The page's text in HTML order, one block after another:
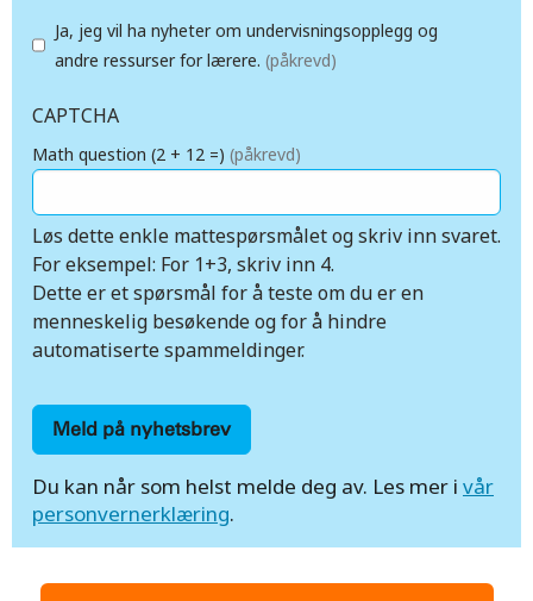
Ja, jeg vil ha nyheter om undervisningsopplegg og
andre ressurser for lærere.(påkrevd)
CAPTCHA
Math question (2 + 12 =) (påkrevd)
Løs dette enkle mattespørsmålet og skriv inn svaret.
For eksempel: For 1+3, skriv inn 4.
Dette er et spørsmål for å teste om du er en
menneskelig besøkende og for å hindre
automatiserte spammeldinger.
Du kan når som helst melde deg av. Les mer i vår
personvernerklæring.